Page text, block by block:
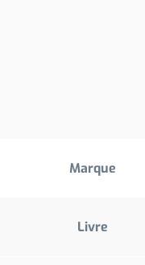
Marque
Livre